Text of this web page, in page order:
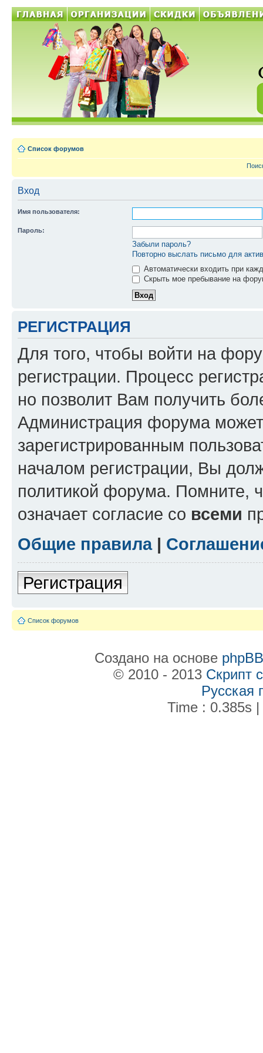
Список форумов
Вход
Имя пользователя:
Пароль:
Забыли пароль?
Повторно выслать письмо для
Автоматически входить при
Скрыть мое пребывание на
РЕГИСТРАЦИЯ
Для того, чтобы войти на
регистрации. Процесс
но позволит Вам получить
Администрация форума может
зарегистрированным
началом регистрации, Вы
политикой форума. Помните,
означает согласие со всеми
Общие правила|
Регистрация
Список форумов
Создано на основе phpBB
© 2010 - 2013 Скрипт
Русская
Time : 0.385s